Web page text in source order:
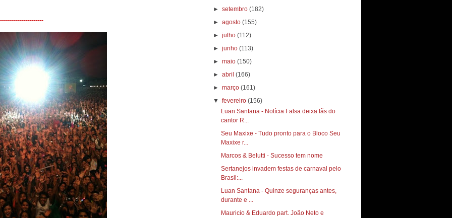
►setembro(182)
►agosto(155)
►julho(112)
►junho(113)
►maio(150)
►abril(166)
►março(161)
▼fevereiro(156)
Luan Santana - Notícia Falsa deixa fãs do
cantor R...
Seu Maxixe - Tudo pronto para o Bloco Seu
Maxixe r...
Marcos & Belutti - Sucesso tem nome
Sertanejos invadem festas de carnaval pelo
Brasil:...
Luan Santana - Quinze seguranças antes,
durante e ...
Mauricio & Eduardo part. João Neto e